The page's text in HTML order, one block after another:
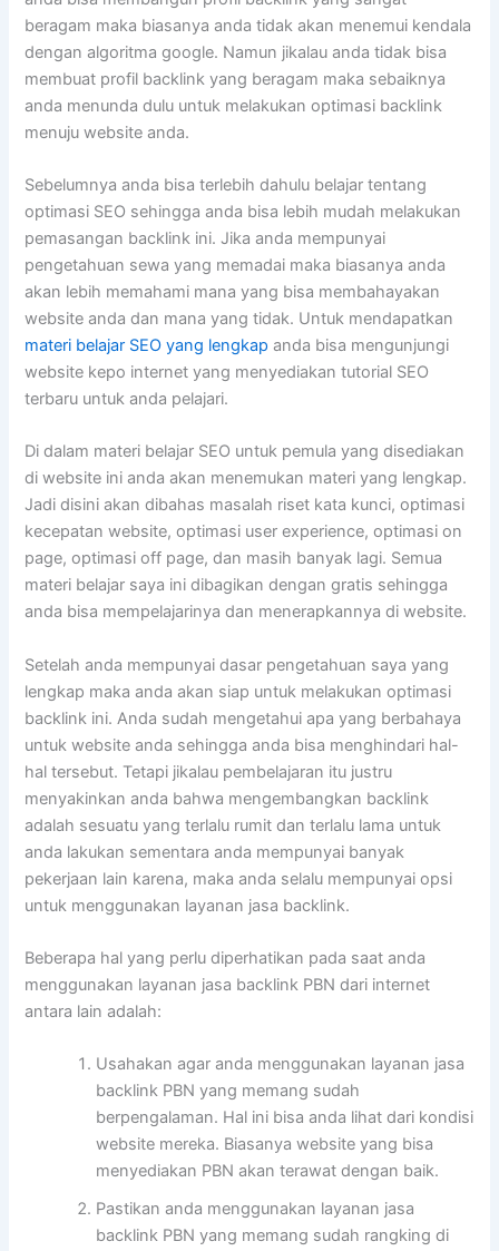
beragam maka biasanya anda tidak akan menemui kendala
dengan algoritma google. Namun jikalau anda tidak bisa
membuat profil backlink yang beragam maka sebaiknya
anda menunda dulu untuk melakukan optimasi backlink
menuju website anda.
Sebelumnya anda bisa terlebih dahulu belajar tentang
optimasi SEO sehingga anda bisa lebih mudah melakukan
pemasangan backlink ini. Jika anda mempunyai
pengetahuan sewa yang memadai maka biasanya anda
akan lebih memahami mana yang bisa membahayakan
website anda dan mana yang tidak. Untuk mendapatkan
materi belajar SEO yang lengkap anda bisa mengunjungi
website kepo internet yang menyediakan tutorial SEO
terbaru untuk anda pelajari.
Di dalam materi belajar SEO untuk pemula yang disediakan
di website ini anda akan menemukan materi yang lengkap.
Jadi disini akan dibahas masalah riset kata kunci, optimasi
kecepatan website, optimasi user experience, optimasi on
page, optimasi off page, dan masih banyak lagi. Semua
materi belajar saya ini dibagikan dengan gratis sehingga
anda bisa mempelajarinya dan menerapkannya di website.
Setelah anda mempunyai dasar pengetahuan saya yang
lengkap maka anda akan siap untuk melakukan optimasi
backlink ini. Anda sudah mengetahui apa yang berbahaya
untuk website anda sehingga anda bisa menghindari hal-
hal tersebut. Tetapi jikalau pembelajaran itu justru
menyakinkan anda bahwa mengembangkan backlink
adalah sesuatu yang terlalu rumit dan terlalu lama untuk
anda lakukan sementara anda mempunyai banyak
pekerjaan lain karena, maka anda selalu mempunyai opsi
untuk menggunakan layanan jasa backlink.
Beberapa hal yang perlu diperhatikan pada saat anda
menggunakan layanan jasa backlink PBN dari internet
antara lain adalah:
Usahakan agar anda menggunakan layanan jasa
backlink PBN yang memang sudah
berpengalaman. Hal ini bisa anda lihat dari kondisi
website mereka. Biasanya website yang bisa
menyediakan PBN akan terawat dengan baik.
Pastikan anda menggunakan layanan jasa
backlink PBN yang memang sudah rangking di